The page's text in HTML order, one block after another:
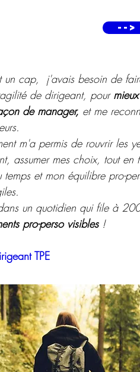
--
un cap, j'avais besoin de
de dirigeant, pour mieux
de manager, et me
m'a permis de rouvrir les
assumer mes choix, tout en
et mon équilibre pro-
un quotidien qui file à
pro-perso visibles !
TPE